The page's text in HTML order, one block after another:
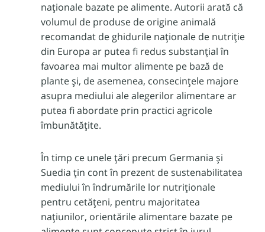
naționale bazate pe alimente. Autorii arată că
volumul de produse de origine animală
recomandat de ghidurile naționale de nutriție
din Europa ar putea fi redus substanțial în
favoarea mai multor alimente pe bază de
plante și, de asemenea, consecințele majore
asupra mediului ale alegerilor alimentare ar
putea fi abordate prin practici agricole
îmbunătățite.
În timp ce unele țări precum Germania și
Suedia țin cont în prezent de sustenabilitatea
mediului în îndrumările lor nutriționale
pentru cetățeni, pentru majoritatea
națiunilor, orientările alimentare bazate pe